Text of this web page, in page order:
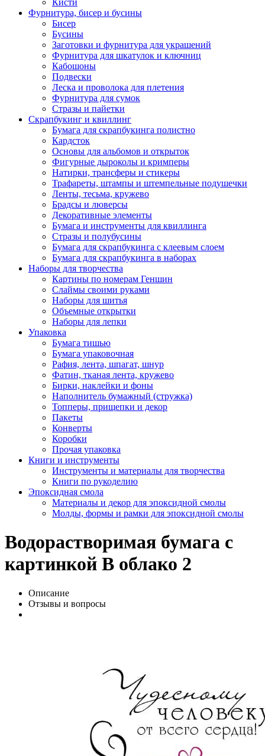
Фурнитура, бисер и бусины
Бисер
Бусины
Заготовки и фурнитура для украшений
Фурнитура для шкатулок и ключниц
Кабошоны
Подвески
Леска и проволока для плетения
Фурнитура для сумок
Стразы и пайетки
Скрапбукинг и квиллинг
Бумага для скрапбукинга полистно
Кардсток
Основы для альбомов и открыток
Фигурные дыроколы и кримперы
Натирки, трансферы и стикеры
Трафареты, штампы и штемпельные подушечки
Ленты, тесьма, кружево
Брадсы и люверсы
Декоративные элементы
Бумага и инструменты для квиллинга
Стразы и полубусины
Бумага для скрапбукинга с клеевым слоем
Бумага для скрапбукинга в наборах
Наборы для творчества
Картины по номерам Геншин
Слаймы своими руками
Наборы для шитья
Объемные открытки
Наборы для лепки
Упаковка
Бумага тишью
Бумага упаковочная
Рафия, лента, шпагат, шнур
Фатин, тканая лента, кружево
Бирки, наклейки и фоны
Наполнитель бумажный (стружка)
Топперы, прищепки и декор
Пакеты
Конверты
Коробки
Прочая упаковка
Книги и инструменты
Инструменты и материалы для творчества
Книги по рукоделию
Эпоксидная смола
Материалы и декор для эпоксидной смолы
Молды, формы и рамки для эпоксидной смолы
Водорастворимая бумага с
картинкой В облако 2
Описание
Отзывы и вопросы